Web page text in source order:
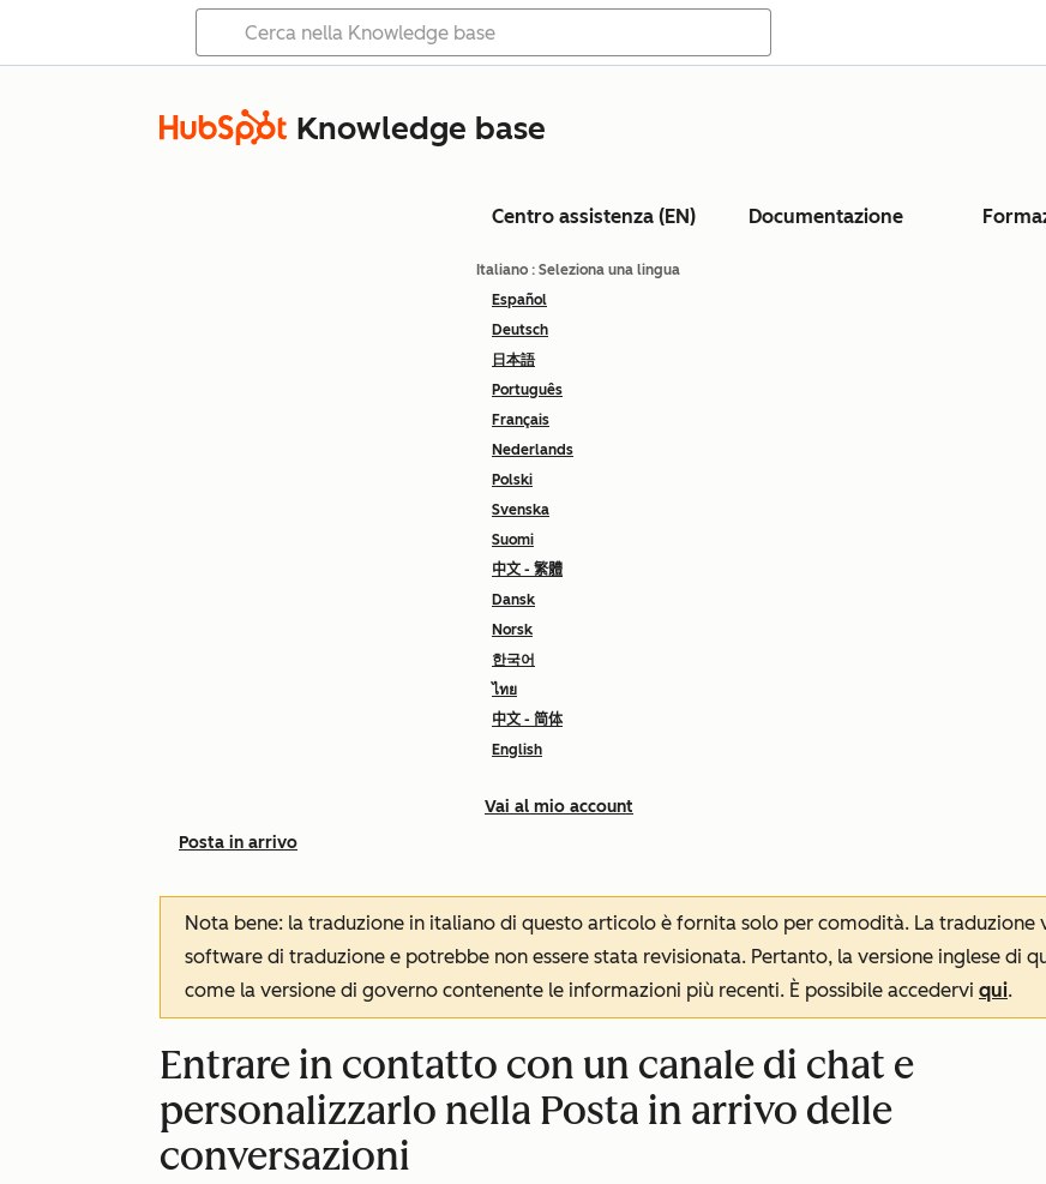
Knowledge base
Centro assistenza (EN) Documentazione
Italiano : Seleziona una lingua
Español
Deutsch
日本語
Português
Français
Nederlands
Polski
Svenska
Suomi
中文 - 繁體
Dansk
Norsk
한국어
ไทย
中文 - 简体
English
Vai al mio account
Posta in arrivo
Nota bene: la traduzione in italiano di questo articolo è fornita solo per comodità. La
software di traduzione e potrebbe non essere stata revisionata. Pertanto, la versione inglese di
come la versione di governo contenente le informazioni più recenti. È possibile accedervi qui.
Entrare in contatto con un canale di chat e
personalizzarlo nella Posta in arrivo delle
conversazioni